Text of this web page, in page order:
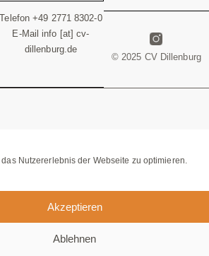
Nutzererlebnis der Webseite zu optimieren.
Akzeptieren
Ablehnen
Telefon +49 2771 8302-0
E-Mail info [at] cv-
dillenburg.de
© 2025 CV Dillenburg